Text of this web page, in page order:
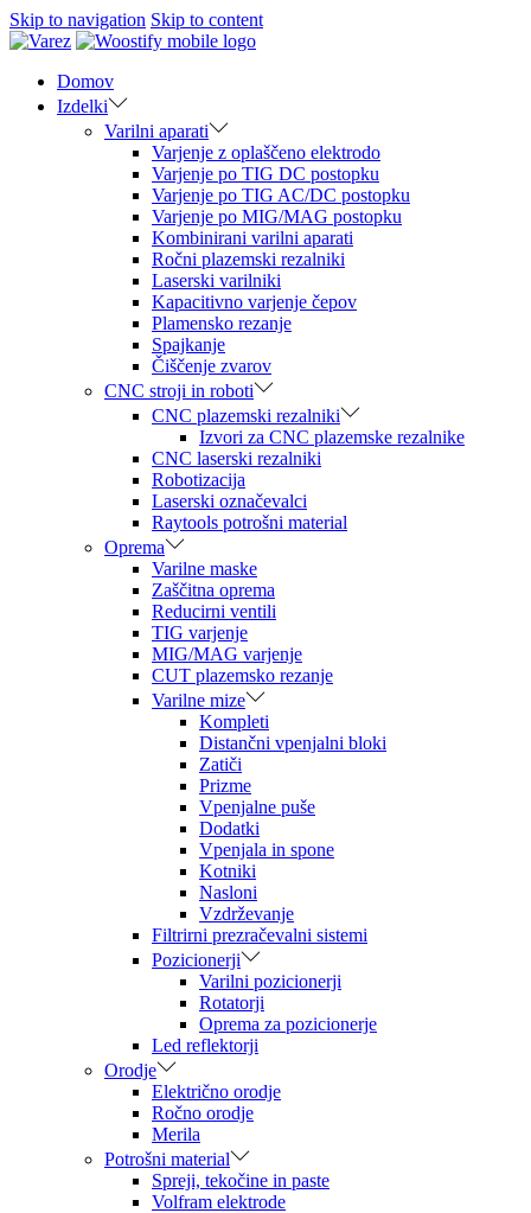
Skip to navigation Skip to content
Domov
Izdelki
Varilni aparati
Varjenje z oplaščeno elektrodo
Varjenje po TIG DC postopku
Varjenje po TIG AC/DC postopku
Varjenje po MIG/MAG postopku
Kombinirani varilni aparati
Ročni plazemski rezalniki
Laserski varilniki
Kapacitivno varjenje čepov
Plamensko rezanje
Spajkanje
Čiščenje zvarov
CNC stroji in roboti
CNC plazemski rezalniki
Izvori za CNC plazemske rezalnike
CNC laserski rezalniki
Robotizacija
Laserski označevalci
Raytools potrošni material
Oprema
Varilne maske
Zaščitna oprema
Reducirni ventili
TIG varjenje
MIG/MAG varjenje
CUT plazemsko rezanje
Varilne mize
Kompleti
Distančni vpenjalni bloki
Zatiči
Prizme
Vpenjalne puše
Dodatki
Vpenjala in spone
Kotniki
Nasloni
Vzdrževanje
Filtrirni prezračevalni sistemi
Pozicionerji
Varilni pozicionerji
Rotatorji
Oprema za pozicionerje
Led reflektorji
Orodje
Električno orodje
Ročno orodje
Merila
Potrošni material
Spreji, tekočine in paste
Volfram elektrode